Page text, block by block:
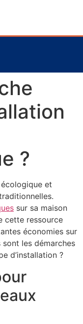
?
écologique et
sur sa maison
cette ressource
économies sur
sont les démarches
d’installation ?